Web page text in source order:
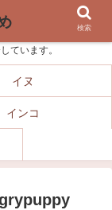
ています。
イヌ
インコ
検索